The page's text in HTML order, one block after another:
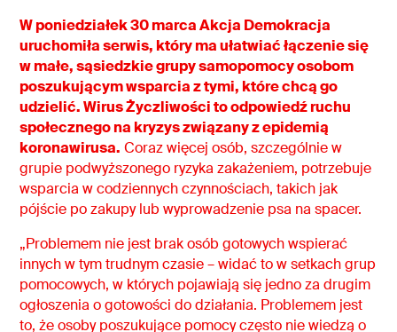
W poniedziałek 30 marca Akcja Demokracja
uruchomiła serwis, który ma ułatwiać łączenie się
w małe, sąsiedzkie grupy samopomocy osobom
poszukującym wsparcia z tymi, które chcą go
udzielić. Wirus Życzliwości to odpowiedź ruchu
społecznego na kryzys związany z epidemią
koronawirusa. Coraz więcej osób, szczególnie w
grupie podwyższonego ryzyka zakażeniem, potrzebuje
wsparcia w codziennych czynnościach, takich jak
pójście po zakupy lub wyprowadzenie psa na spacer.
„Problemem nie jest brak osób gotowych wspierać
innych w tym trudnym czasie – widać to w setkach grup
pomocowych, w których pojawiają się jedno za drugim
ogłoszenia o gotowości do działania. Problemem jest
to, że osoby poszukujące pomocy często nie wiedzą o